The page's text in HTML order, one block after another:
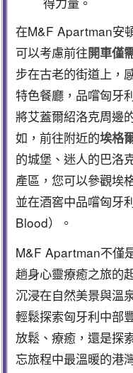
在M&F Apartman安
可以考慮前往開車僅
步在古老的街道上，
特色餐廳，品嚐匈牙
將艾蓋爾紹洛克周邊
如，前往附近的埃格
的城堡、迷人的巴洛
產區，您可以參觀埃
並在酒窖中品嚐匈
Blood）。
M&F Apartman不僅
趟身心靈療癒之旅的
沉浸在自然美景與溫
輕鬆探索匈牙利中部
放鬆、療癒，還是探
忘旅程中最溫暖的港